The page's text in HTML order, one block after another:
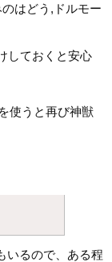
はどう,ドルモー
しておくと安心
使うと再び神獣
いるので、ある程